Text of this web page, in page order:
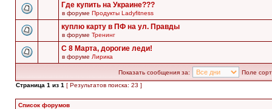
Где купить на Украине???
в форуме Продукты Ladyfitness
куплю карту в ПФ на ул. Правды
в форуме Тренинг
С 8 Марта, дорогие леди!
в форуме Лирика
Показать сообщения за:
Поле
Страница 1 из 1 [ Результатов поиска: 23 ]
Список форумов